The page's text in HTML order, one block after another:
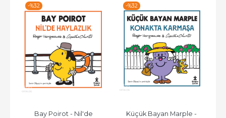
-%32
Bay Poirot - Nil'de
-%32
Küçük Bayan Marple -